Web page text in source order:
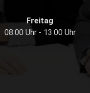
Freitag
08:00 Uhr - 13:00 Uhr